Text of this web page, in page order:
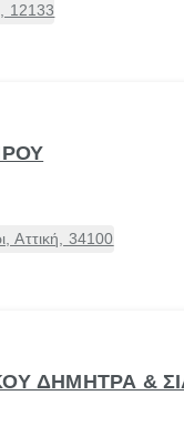
12133
34100
ΔΗΜΗΤΡΑ &